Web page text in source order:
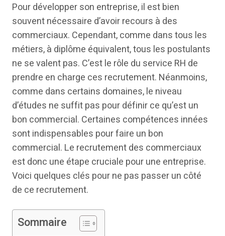
Pour développer son entreprise, il est bien
souvent nécessaire d’avoir recours à des
commerciaux. Cependant, comme dans tous les
métiers, à diplôme équivalent, tous les postulants
ne se valent pas. C’est le rôle du service RH de
prendre en charge ces recrutement. Néanmoins,
comme dans certains domaines, le niveau
d’études ne suffit pas pour définir ce qu’est un
bon commercial. Certaines compétences innées
sont indispensables pour faire un bon
commercial. Le recrutement des commerciaux
est donc une étape cruciale pour une entreprise.
Voici quelques clés pour ne pas passer un côté
de ce recrutement.
Sommaire